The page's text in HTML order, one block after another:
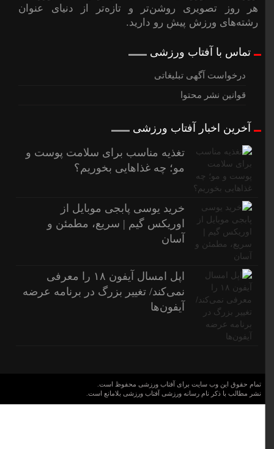
هر روز تصویری روشن‌تر و تازه‌تر از دنیای عنوان
رشته‌های ورزش پیشِ رو دارید.
تماس با آفتاب ورزشی
درخواست آگهی تبلیغاتی
قوانین نشر محتوا
آخرین اخبار آفتاب ورزشی
تغذیه مناسب برای سلامت پوست و
مو؛ چه غذاهایی بخوریم؟
خرید یوسی پابجی موبایل از
اوریکس گیم | سریع، مطمئن و
آسان
اپل امسال آیفون ۱۸ را معرفی
نمی‌کند/ تغییر بزرگ در برنامه عرضه
آیفون‌ها
تمام حقوق این وب سایت برای آفتاب ورزشی محفوظ است.
نشر مطالب با ذکر نام رسانه ورزشی آفتاب ورزشی بلامانع است.